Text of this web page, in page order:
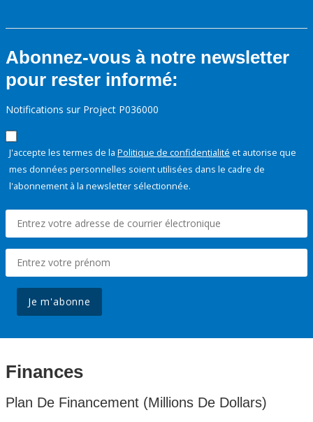
Abonnez-vous à notre newsletter
pour rester informé:
Notifications sur Project P036000
J'accepte les termes de la Politique de confidentialité et autorise que
mes données personnelles soient utilisées dans le cadre de
l'abonnement à la newsletter sélectionnée.
Je m'abonne
Finances
Plan De Financement (Millions De Dollars)